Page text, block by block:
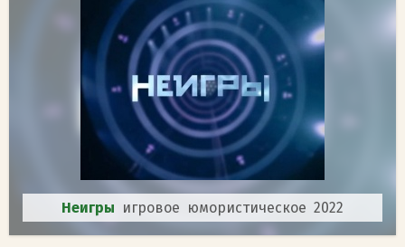
Неигры игровое юмористическое 2022